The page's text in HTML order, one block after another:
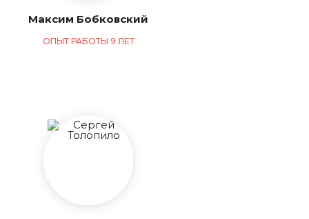
Максим Бобковский
ОПЫТ РАБОТЫ 9 ЛЕТ